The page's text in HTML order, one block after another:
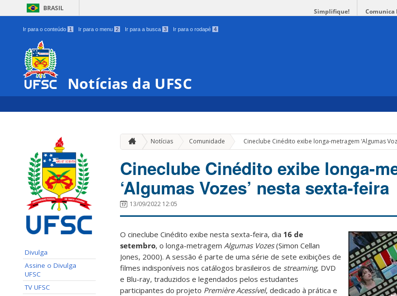
BRASIL Simplifique! Comunica
Ir para o conteúdo 1 Ir para o menu 2 Ir para a busca 3 Ir para o rodapé 4
Notícias da UFSC
Divulga
Assine o Divulga
UFSC
TV UFSC
Notícias Comunidade » Cineclube Cinédito exibe longa-metragem ‘Algumas
Cineclube Cinédito exibe longa-
‘Algumas Vozes’ nesta sexta-feira
13/09/2022 12:05
O cineclube Cinédito exibe nesta sexta-feira, dia 16 de
setembro, o longa-metragem Algumas Vozes(Simon Cellan
Jones, 2000). A sessão é parte de uma série de sete exibições de
filmes indisponíveis nos catálogos brasileiros de streaming, DVD
e Blu-ray, traduzidos e legendados pelos estudantes
participantes do projeto Première Acessível, dedicado à prática e